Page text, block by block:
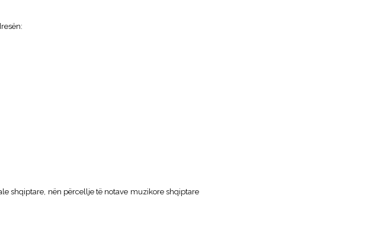
shqiptare, nën përcellje të notave muzikore shqiptare